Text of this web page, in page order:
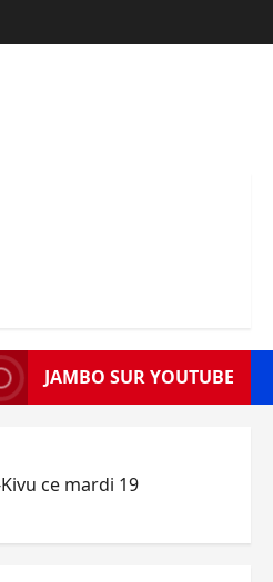
JAMBO SUR YOUTUBE
ce mardi 19